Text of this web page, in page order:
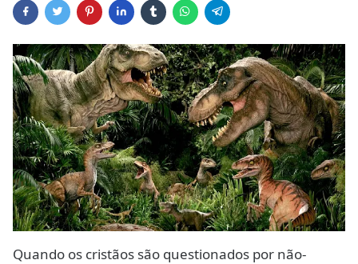
Quando os cristãos são questionados por não-